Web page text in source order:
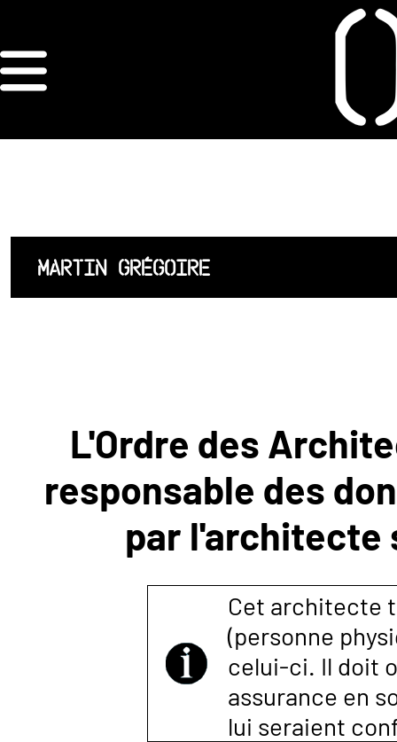
ORDRE DES
ARCHITECTES
LISTE DES
ARCHITECTES
NOUS
CONTACTER
MARTIN GRÉGOIRE
L'Ordre des
responsable des
par l'architecte
Cet architecte
(personne
celui-ci. Il doit
assurance en
lui seraient